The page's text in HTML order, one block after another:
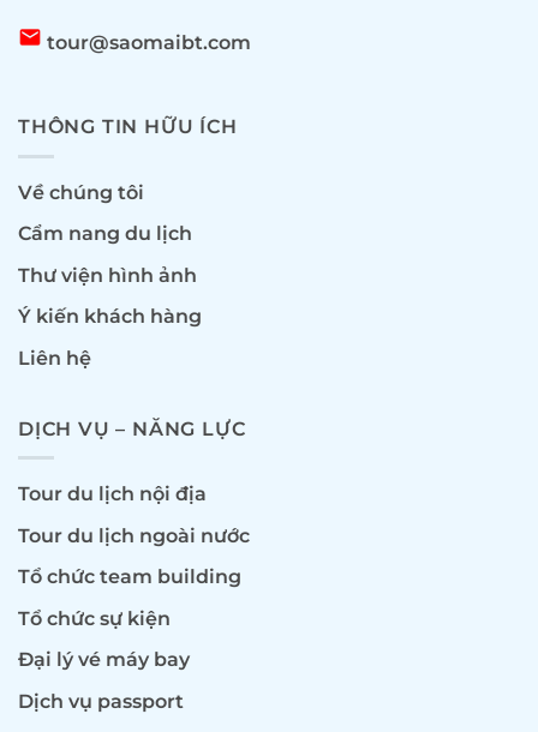
email tour@saomaibt.com
THÔNG TIN HỮU ÍCH
Về chúng tôi
Cẩm nang du lịch
Thư viện hình ảnh
Ý kiến khách hàng
Liên hệ
DỊCH VỤ – NĂNG LỰC
Tour du lịch nội địa
Tour du lịch ngoài nước
Tổ chức team building
Tổ chức sự kiện
Đại lý vé máy bay
Dịch vụ passport